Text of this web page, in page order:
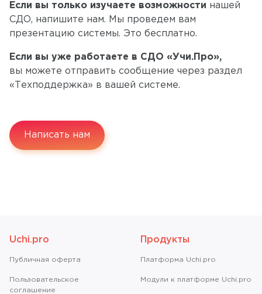
Если вы только изучаете возможности нашей
СДО, напишите нам. Мы проведем вам
презентацию системы. Это бесплатно.
Если вы уже работаете в СДО «Учи.Про»,
вы можете отправить сообщение через раздел
«Техподдержка» в вашей системе.
Написать нам
Uchi.pro
Публичная оферта
Пользовательское
соглашение
Продукты
Платформа Uchi.pro
Модули к платформе Uchi.pro